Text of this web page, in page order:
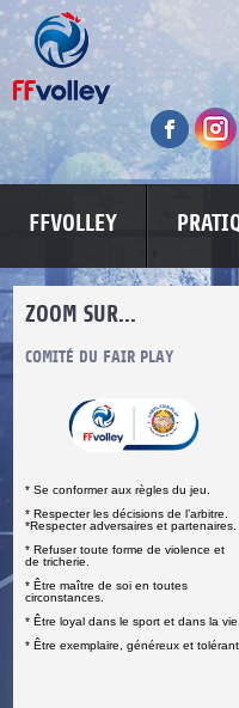
FFVOLLEY
ZOOM SUR...
COMITÉ DU FAIR PLAY
* Se conformer aux règles du jeu.
* Respecter les décisions de l’arbitre.
*Respecter adversaires et partenaires.
* Refuser toute forme de violence et
de tricherie.
* Être maître de soi en toutes
circonstances.
* Être loyal dans le sport et dans la vie.
* Être exemplaire, généreux et tolérant